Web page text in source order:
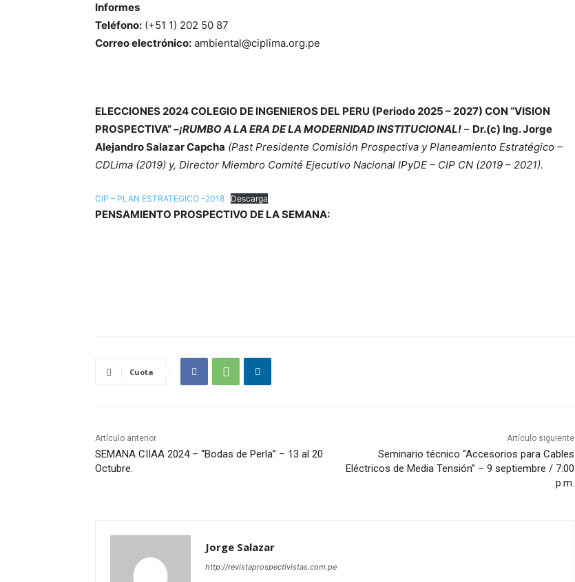
Informes
Teléfono: (+51 1) 202 50 87
Correo electrónico: ambiental@ciplima.org.pe
ELECCIONES 2024 COLEGIO DE INGENIEROS DEL PERU (Periodo 2025 – 2027) CON “VISION
PROSPECTIVA” –¡RUMBO A LA ERA DE LA MODERNIDAD INSTITUCIONAL! – Dr.(c) Ing. Jorge
Alejandro Salazar Capcha (Past Presidente Comisión Prospectiva y Planeamiento Estratégico –
CDLima (2019) y, Director Miembro Comité Ejecutivo Nacional IPyDE – CIP CN (2019 – 2021).
CIP – PLAN ESTRATEGICO -2018 Descarga
PENSAMIENTO PROSPECTIVO DE LA SEMANA:
Cuota
Artículo anterior
SEMANA CIIAA 2024 – “Bodas de Perla” – 13 al 20
Octubre.
Artículo siguiente
Seminario técnico “Accesorios para Cables
Eléctricos de Media Tensión” – 9 septiembre / 7:00
p.m.
Jorge Salazar
http://revistaprospectivistas.com.pe